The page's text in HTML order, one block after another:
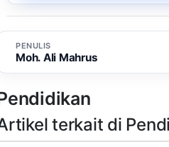
PENULIS
Moh. Ali Mahrus
terkait di